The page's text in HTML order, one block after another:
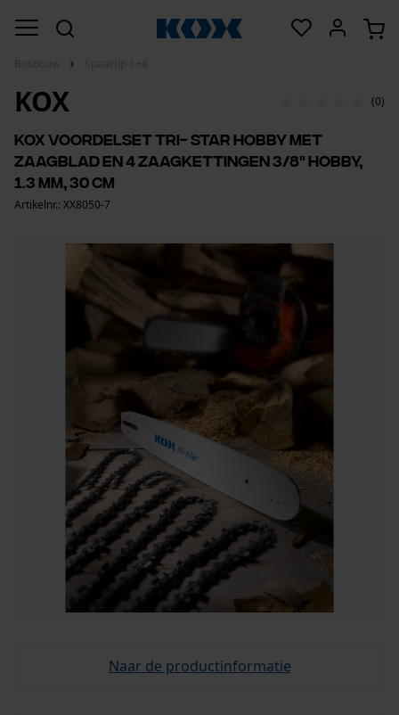
KOX (0)
KOX voordelset Tri- Star hobby met
zaagblad en 4 zaagkettingen 3/8" Hobby,
1.3 mm, 30 cm
Artikelnr.: XX8050-7
Naar de productinformatie